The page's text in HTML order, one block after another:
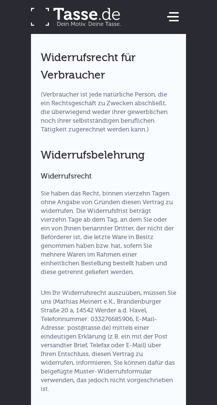
Widerrufsrecht für
Verbraucher
(Verbraucher ist jede natürliche Person, die
ein Rechtsgeschäft zu Zwecken abschließt,
die überwiegend weder ihrer gewerblichen
noch ihrer selbstständigen beruflichen
Tätigkeit zugerechnet werden kann.)
Widerrufsbelehrung
Widerrufsrecht
Sie haben das Recht, binnen vierzehn Tagen
ohne Angabe von Gründen diesen Vertrag zu
widerrufen. Die Widerrufsfrist beträgt
vierzehn Tage ab dem Tag, an dem Sie oder
ein von Ihnen benannter Dritter, der nicht der
Beförderer ist, die letzte Ware in Besitz
genommen haben bzw. hat, sofern Sie
mehrere Waren im Rahmen einer
einheitlichen Bestellung bestellt haben und
diese getrennt geliefert werden.
Um Ihr Widerrufsrecht auszuüben, müssen Sie
uns (Mathias Meinert e.K., Brandenburger
Straße 20 a, 14542 Werder a.d. Havel,
Telefonnummer: 033276685906, E-Mail-
Adresse: post@tasse.de) mittels einer
eindeutigen Erklärung (z.B. ein mit der Post
versandter Brief, Telefax oder E-Mail) über
Ihren Entschluss, diesen Vertrag zu
widerrufen, informieren. Sie können dafür das
beigefügte Muster-Widerrufsformular
verwenden, das jedoch nicht vorgeschrieben
ist.